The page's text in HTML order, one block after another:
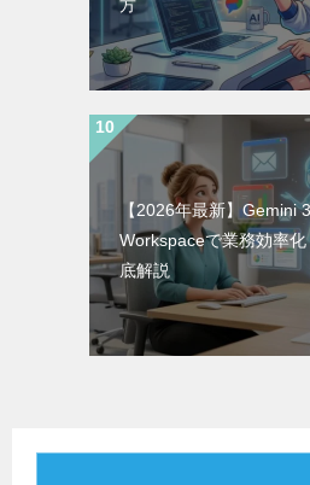
方
【2026年最新】Gemini
Workspaceで業務効率
底解説